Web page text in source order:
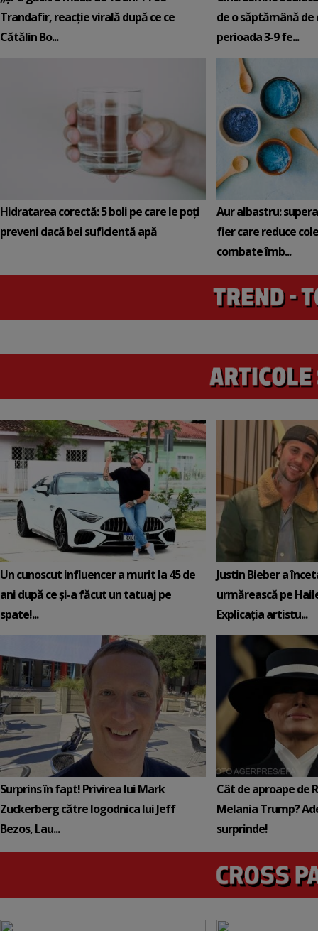
Trandafir, reacție virală după ce ce
Cătălin Bo...
de o săptămână de
perioada 3-9 fe...
Hidratarea corectă: 5 boli pe care le poți
preveni dacă bei suficientă apă
Aur albastru:
fier care reduce
combate îmb...
Un cunoscut influencer a murit la 45 de
ani după ce și-a făcut un tatuaj pe
spate!...
Justin Bieber a
urmărească pe
Explicația artistu...
Surprins în fapt! Privirea lui Mark
Zuckerberg către logodnica lui Jeff
Bezos, Lau...
Cât de aproape de
Melania Trump?
surprinde!